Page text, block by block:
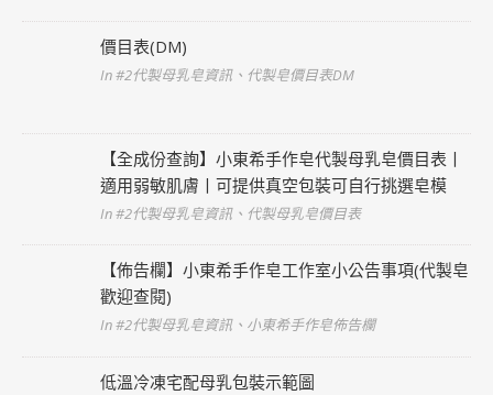
價目表(DM)
In #2代製母乳皂資訊、代製皂價目表DM
【全成份查詢】小東希手作皂代製母乳皂價目表丨
適用弱敏肌膚丨可提供真空包裝可自行挑選皂模
In #2代製母乳皂資訊、代製母乳皂價目表
【佈告欄】小東希手作皂工作室小公告事項(代製皂
歡迎查閱)
In #2代製母乳皂資訊、小東希手作皂佈告欄
低溫冷凍宅配母乳包裝示範圖